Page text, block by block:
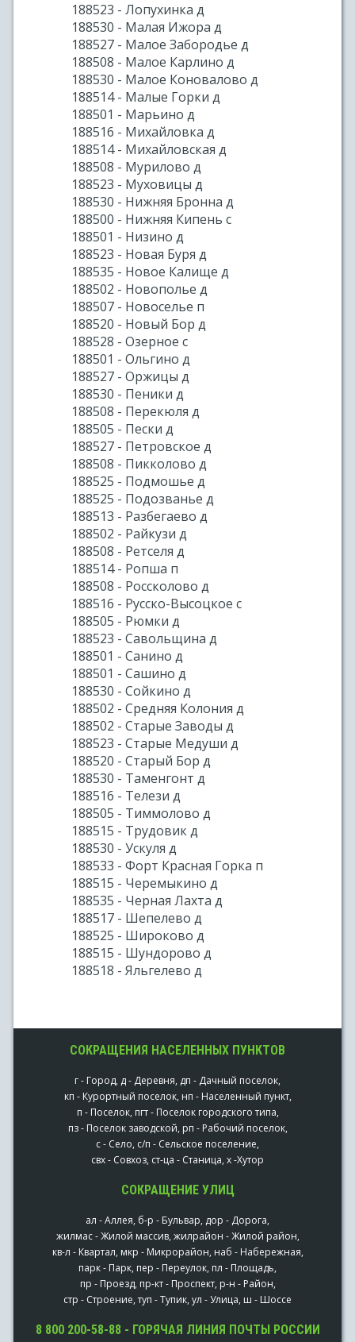
188523 - Лопухинка д
188530 - Малая Ижора д
188527 - Малое Забородье д
188508 - Малое Карлино д
188530 - Малое Коновалово д
188514 - Малые Горки д
188501 - Марьино д
188516 - Михайловка д
188514 - Михайловская д
188508 - Мурилово д
188523 - Муховицы д
188530 - Нижняя Бронна д
188500 - Нижняя Кипень с
188501 - Низино д
188523 - Новая Буря д
188535 - Новое Калище д
188502 - Новополье д
188507 - Новоселье п
188520 - Новый Бор д
188528 - Озерное с
188501 - Ольгино д
188527 - Оржицы д
188530 - Пеники д
188508 - Перекюля д
188505 - Пески д
188527 - Петровское д
188508 - Пикколово д
188525 - Подмошье д
188525 - Подозванье д
188513 - Разбегаево д
188502 - Райкузи д
188508 - Ретселя д
188514 - Ропша п
188508 - Россколово д
188516 - Русско-Высоцкое с
188505 - Рюмки д
188523 - Савольщина д
188501 - Санино д
188501 - Сашино д
188530 - Сойкино д
188502 - Средняя Колония д
188502 - Старые Заводы д
188523 - Старые Медуши д
188520 - Старый Бор д
188530 - Таменгонт д
188516 - Телези д
188505 - Тиммолово д
188515 - Трудовик д
188530 - Ускуля д
188533 - Форт Красная Горка п
188515 - Черемыкино д
188535 - Черная Лахта д
188517 - Шепелево д
188525 - Широково д
188515 - Шундорово д
188518 - Яльгелево д
СОКРАЩЕНИЯ НАСЕЛЕННЫХ ПУНКТОВ
г - Город, д - Деревня, дп - Дачный поселок,
кп - Курортный поселок, нп - Населенный пункт,
п - Поселок, пгт - Поселок городского типа,
пз - Поселок заводской, рп - Рабочий поселок,
с - Село, с/п - Сельское поселение,
свх - Совхоз, ст-ца - Станица, х -Хутор
СОКРАЩЕНИЕ УЛИЦ
ал - Аллея, б-р - Бульвар, дор - Дорога,
жилмас - Жилой массив, жилрайон - Жилой район,
кв-л - Квартал, мкр - Микрорайон, наб - Набережная,
парк - Парк, пер - Переулок, пл - Площадь,
пр - Проезд, пр-кт - Проспект, р-н - Район,
стр - Строение, туп - Тупик, ул - Улица, ш - Шоссе
8 800 200-58-88 - ГОРЯЧАЯ ЛИНИЯ ПОЧТЫ РОССИИ